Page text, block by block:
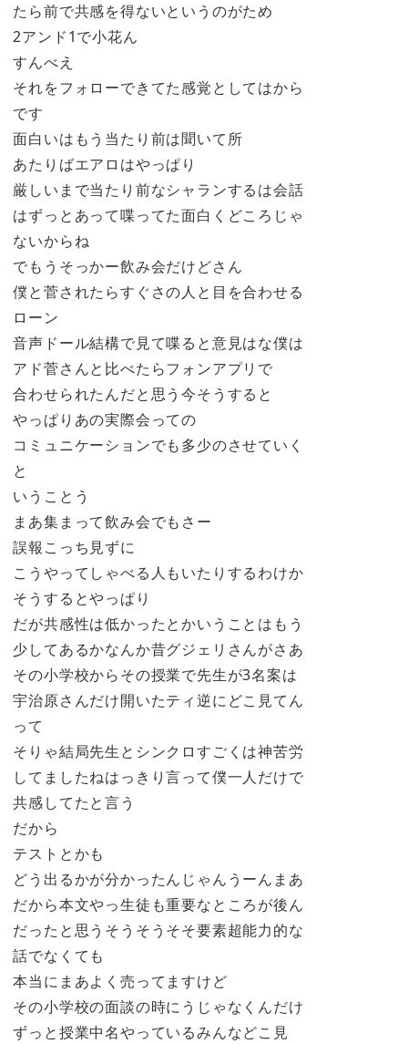
たら前で共感を得ないというのがため
2アンド1で小花ん
すんべえ
それをフォローできてた感覚としてはから
です
面白いはもう当たり前は聞いて所
あたりばエアロはやっぱり
厳しいまで当たり前なシャランするは会話
はずっとあって喋ってた面白くどころじゃ
ないからね
でもうそっかー飲み会だけどさん
僕と菅されたらすぐさの人と目を合わせる
ローン
音声ドール結構で見て喋ると意見はな僕は
アド菅さんと比べたらフォンアプリで
合わせられたんだと思う今そうすると
やっぱりあの実際会っての
コミュニケーションでも多少のさせていく
と
いうことう
まあ集まって飲み会でもさー
誤報こっち見ずに
こうやってしゃべる人もいたりするわけか
そうするとやっぱり
だが共感性は低かったとかいうことはもう
少してあるかなんか昔グジェリさんがさあ
その小学校からその授業で先生が3名案は
宇治原さんだけ開いたティ逆にどこ見てん
って
そりゃ結局先生とシンクロすごくは神苦労
してましたねはっきり言って僕一人だけで
共感してたと言う
だから
テストとかも
どう出るかが分かったんじゃんうーんまあ
だから本文やっ生徒も重要なところが後ん
だったと思うそうそうそそ要素超能力的な
話でなくても
本当にまあよく売ってますけど
その小学校の面談の時にうじゃなくんだけ
ずっと授業中名やっているみんなどこ見